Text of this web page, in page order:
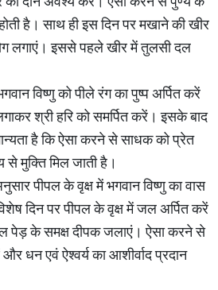
है। साथ ही इस दिन पर मखाने की खीर
लगाएं। इससे पहले खीर में तुलसी दल
विष्णु को पीले रंग का पुष्प अर्पित करें
श्री हरि को समर्पित करें। इसके बाद
है कि ऐसा करने से साधक को प्रेत
मुक्ति मिल जाती है।
पीपल के वृक्ष में भगवान विष्णु का वास
दिन पर पीपल के वृक्ष में जल अर्पित करें
पेड़ के समक्ष दीपक जलाएं। ऐसा करने से
धन एवं ऐश्वर्य का आशीर्वाद प्रदान